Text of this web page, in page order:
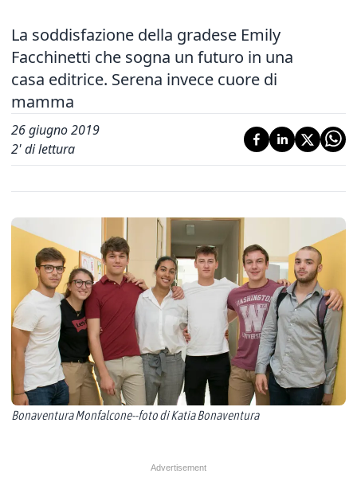
La soddisfazione della gradese Emily
Facchinetti che sogna un futuro in una
casa editrice. Serena invece cuore di
mamma
26 giugno 2019
2' di lettura
Bonaventura Monfalcone--foto di Katia Bonaventura